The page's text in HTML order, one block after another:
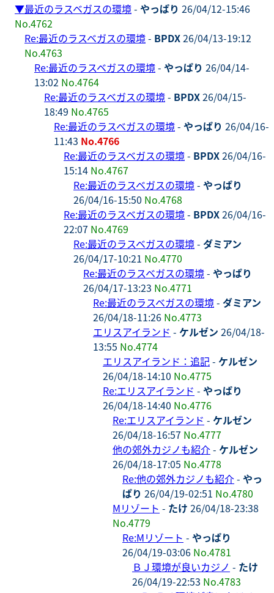
▼最近のラスベガスの環境- やっぱり 26/04/12-15:46
No.4762
Re:最近のラスベガスの環境- BPDX26/04/13-19:12
No.4763
Re:最近のラスベガスの環境- やっぱり 26/04/14-
13:02 No.4764
Re:最近のラスベガスの環境- BPDX26/04/15-
18:49 No.4765
Re:最近のラスベガスの環境- やっぱり 26/04/16-
11:43 No.4766
Re:最近のラスベガスの環境- BPDX26/04/16-
15:14 No.4767
Re:最近のラスベガスの環境- やっぱり
26/04/16-15:50 No.4768
Re:最近のラスベガスの環境- BPDX26/04/16-
22:07 No.4769
Re:最近のラスベガスの環境- ダミアン
26/04/17-10:21 No.4770
Re:最近のラスベガスの環境- やっぱり
26/04/17-13:23 No.4771
Re:最近のラスベガスの環境- ダミアン
26/04/18-11:26 No.4773
エリスアイランド - ケルゼン 26/04/18-
13:55 No.4774
エリスアイランド：追記- ケルゼン
26/04/18-14:10 No.4775
Re:エリスアイランド - やっぱり
26/04/18-14:40 No.4776
Re:エリスアイランド - ケルゼン
26/04/18-16:57 No.4777
他の郊外カジノも紹介- ケルゼン
26/04/18-17:05 No.4778
Re:他の郊外カジノも紹介- やっ
ぱり 26/04/19-02:51 No.4780
Mリゾート - たけ 26/04/18-23:38
No.4779
Re:Mリゾート - やっぱり
26/04/19-03:06 No.4781
ＢＪ環境が良いカジノ - たけ
26/04/19-22:53 No.4783